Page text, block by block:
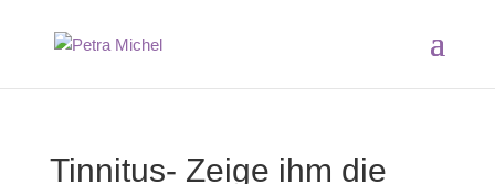
Tinnitus- Zeige ihm die